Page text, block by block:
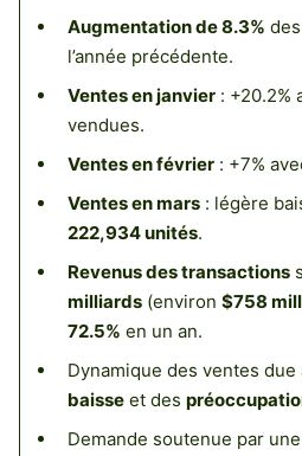
Augmentation de 8.3%
l’année précédente.
Ventes en janvier: +20.2%
vendues.
Ventes en février: +7%
Ventes en mars: légère
222,934 unités.
Revenus des transactions
milliards(environ $758
72.5% en un an.
Dynamique des ventes due
baisseet des
Demande soutenue par